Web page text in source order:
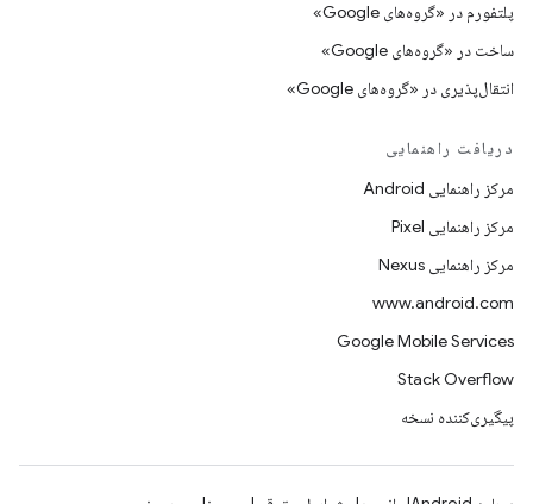
پلتفورم در «گروه‌های Google»
ساخت در «گروه‌های Google»
انتقال‌پذیری در «گروه‌های Google»
دریافت راهنمایی
مرکز راهنمایی Android
مرکز راهنمایی Pixel
مرکز راهنمایی Nexus
www.android.com
Google Mobile Services
Stack Overflow
پیگیری‌کننده نسخه